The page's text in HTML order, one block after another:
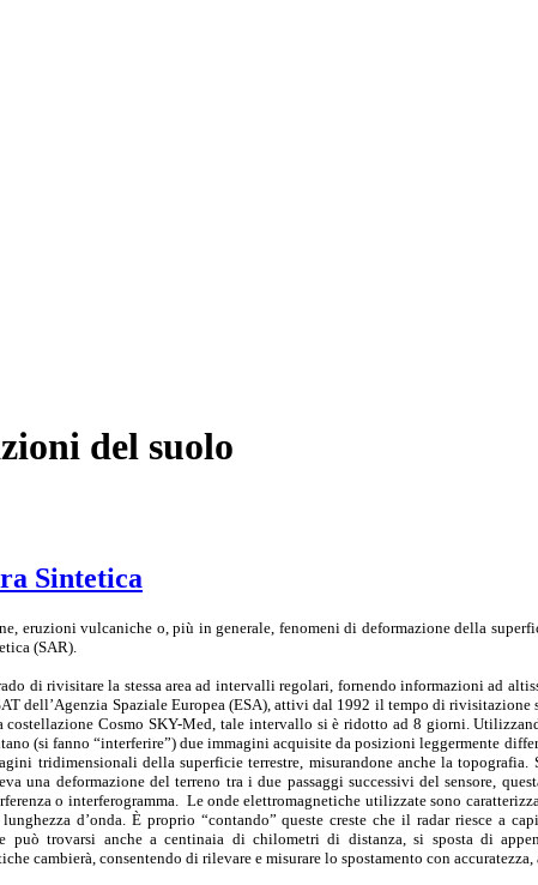
del suolo
Sintetica
eruzioni vulcaniche o, più in generale, fenomeni di deformazione della
(SAR).
di rivisitare la stessa area ad intervalli regolari, fornendo informazioni ad
dell’Agenzia Spaziale Europea (ESA), attivi dal 1992 il tempo di
costellazione Cosmo SKY-Med, tale intervallo si è ridotto ad 8 giorni.
(si fanno “interferire”) due immagini acquisite da posizioni leggermente
tridimensionali della superficie terrestre, misurandone anche la
una deformazione del terreno tra i due passaggi successivi del sensore,
o interferogramma. Le onde elettromagnetiche utilizzate sono
d’onda. È proprio “contando” queste creste che il radar riesce a
può trovarsi anche a centinaia di chilometri di distanza, si sposta di
cambierà, consentendo di rilevare e misurare lo spostamento con accuratezza,